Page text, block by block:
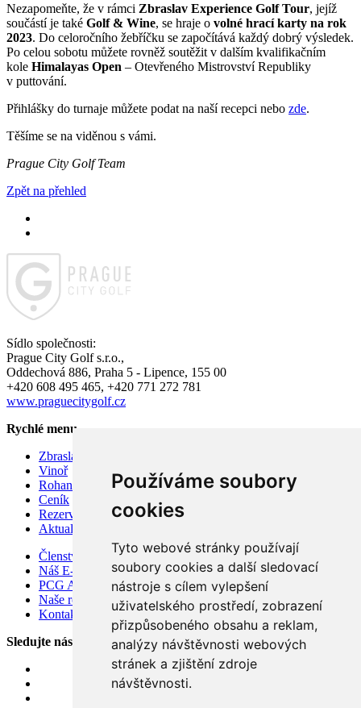
Používáme soubory
cookies
Tyto webové stránky používají
soubory cookies a další sledovací
nástroje s cílem vylepšení
uživatelského prostředí, zobrazení
přizpůsobeného obsahu a reklam,
analýzy návštěvnosti webových
stránek a zjištění zdroje
návštěvnosti.
Nezapomeňte, že v rámci Zbraslav Experience Golf Tour, jejíž
součástí je také Golf & Wine, se hraje o volné hrací karty na rok
2023. Do celoročního žebříčku se započítává každý dobrý výsledek.
Po celou sobotu můžete rovněž soutěžit v dalším kvalifikačním
kole Himalayas Open – Otevřeného Mistrovství Republiky
v puttování.
Přihlášky do turnaje můžete podat na naší recepci nebo zde.
Těšíme se na viděnou s vámi.
Prague City Golf Team
Zpět na přehled
Sídlo společnosti:
Prague City Golf s.r.o.,
Oddechová 886, Praha 5 - Lipence, 155 00
+420 608 495 465, +420 771 272 781
www.praguecitygolf.cz
Rychlé menu
Zbraslav
Vinoř
Rohan
Ceník
Rezervace hracího času
Aktuality
Členství v Prague City Golf Club 2026
Náš E-shop
PCG Academy
Naše restaurace Soul.ad, koncept
Kontakty
Sledujte nás